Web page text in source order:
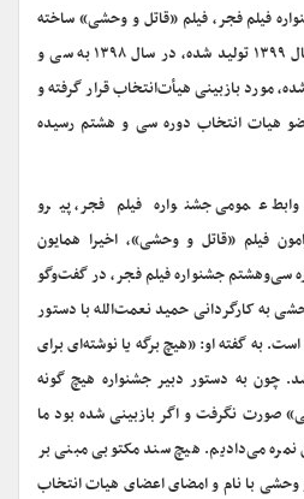
فیلم فجر، فیلم «قاتل و وحشی» ساخته
آقای حمید نعمت‌الله، پیش از سال ۱۳۹۹ تولید شده، در سال ۱۳۹۸ به سی و
مورد بازبینی هیأت‌انتخاب قرار گرفته و
هیات انتخاب دوره سی و هشتم رسیده
عمومی جشنواره فیلم فجر، پیرو
فیلم «قاتل و وحشی»، اخیرا همایون
سی‌وهشتم جشنواره فیلم فجر، در گفت‌وگو
به کارگردانی حمید نعمت‌الله با دستور
به گفته او: «هیچ برگه یا نوشته‌ای برای
چون به دستور دبیر جشنواره هیچ گونه
صورت نگرفت و اگر بازبینی شده بود ما
نمره می‌دادیم. هیچ سند مکتوبی مبنی بر
وحشی با نام و امضای اعضای هیات انتخاب